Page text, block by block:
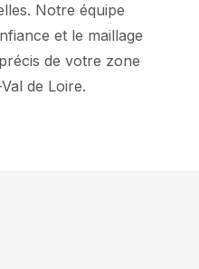
Notre équipe
et le maillage
de votre zone
de Loire.